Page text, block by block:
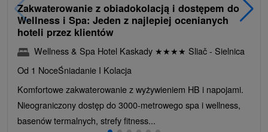
Zakwaterowanie z obiadokolacją i dostępem do
Wellness i Spa: Jeden z najlepiej ocenianych
hoteli przez klientów
Wellness & Spa Hotel Kaskady ★★★★ Sliač - Sielnica
Od 1 NoceŚniadanie I Kolacja
Komfortowe zakwaterowanie z wyżywieniem HB i napojami.
Nieograniczony dostęp do 3000-metrowego spa i wellness,
basenów termalnych, strefy fitness...